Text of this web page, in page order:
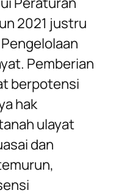
2021 justru
Pemberian
berpotensi
hak
ulayat
dan